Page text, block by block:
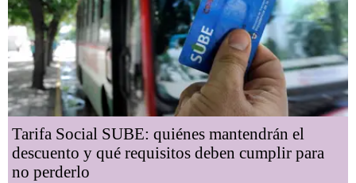
Tarifa Social SUBE: quiénes mantendrán el
descuento y qué requisitos deben cumplir para
no perderlo